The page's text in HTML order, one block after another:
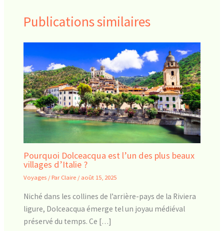
Publications similaires
Pourquoi Dolceacqua est l’un des plus beaux
villages d’Italie ?
Voyages / Par Claire / août 15, 2025
Niché dans les collines de l’arrière-pays de la Riviera
ligure, Dolceacqua émerge tel un joyau médiéval
préservé du temps. Ce […]